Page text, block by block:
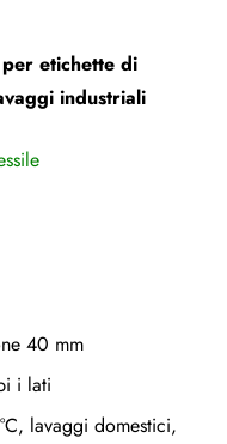
etichette di
industriali
40 mm
i lati
lavaggi domestici,